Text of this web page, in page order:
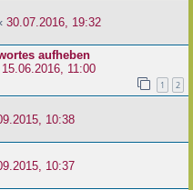
30.07.2016, 19:32
aufheben
15.06.2016, 11:00
1 2
10:38
10:37